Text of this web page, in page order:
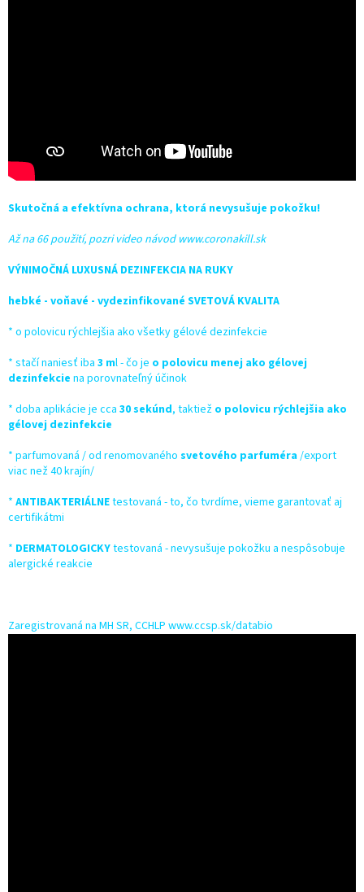
Skutočná a efektívna ochrana, ktorá nevysušuje pokožku!
Až na 66 použití, pozri video návod www.coronakill.sk
VÝNIMOČNÁ LUXUSNÁ DEZINFEKCIA NA RUKY
hebké - voňavé - vydezinfikované SVETOVÁ KVALITA
* o polovicu rýchlejšia ako všetky gélové dezinfekcie
* stačí naniesť iba 3 ml - čo je o polovicu menej ako gélovej
dezinfekcie na porovnateľný účinok
* doba aplikácie je cca 30 sekúnd, taktiež o polovicu rýchlejšia ako
gélovej dezinfekcie
* parfumovaná / od renomovaného svetového parfuméra/export
viac než 40 krajín/
* ANTIBAKTERIÁLNEtestovaná - to, čo tvrdíme, vieme garantovať aj
certifikátmi
* DERMATOLOGICKYtestovaná - nevysušuje pokožku a nespôsobuje
alergické reakcie
Zaregistrovaná na MH SR, CCHLP www.ccsp.sk/databio